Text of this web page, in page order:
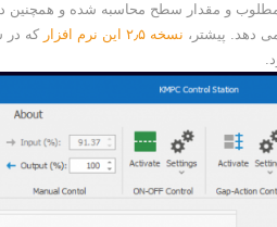
و مقدار سطح محاسبه شده و همچنین
دهد. پیشتر، نسخه ۲٫۵ این نرم افزار